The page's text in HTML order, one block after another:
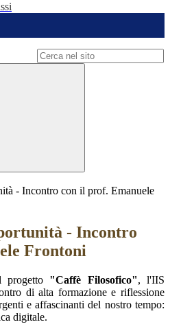
- Incontro con il prof. Emanuele
- Incontro
Frontoni
progetto "Caffè Filosofico", l'IIS
di alta formazione e riflessione
e affascinanti del nostro tempo:
digitale.